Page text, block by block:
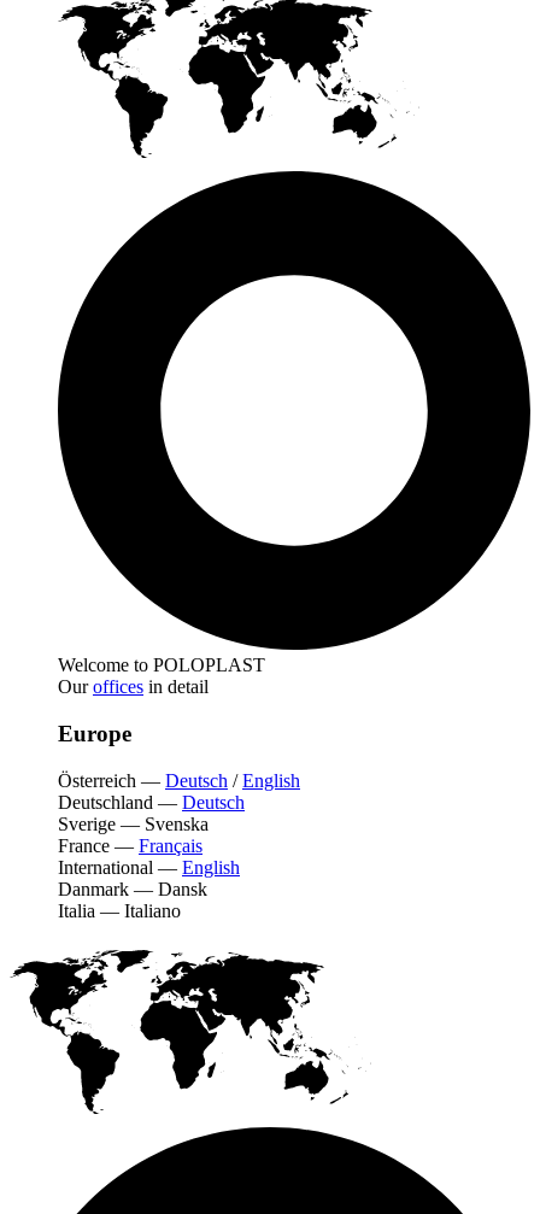
Welcome to POLOPLAST
Ouroffices in detail
Europe
Österreich — Deutsch /English
Deutschland — Deutsch
Sverige — Svenska
France — Français
International — English
Danmark — Dansk
Italia — Italiano